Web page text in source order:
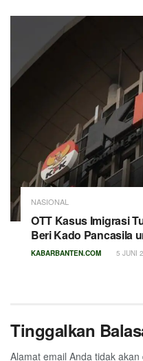
NASIONAL
OTT Kasus Imigrasi
Beri Kado Pancasila
KABARBANTEN.COM 5 JUNI
Tinggalkan
Alamat email Anda tidak akan